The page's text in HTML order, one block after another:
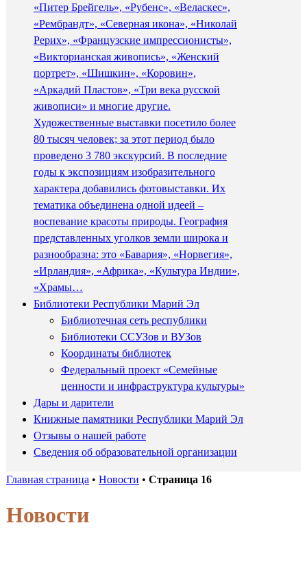
«Питер Брейгель», «Рубенс», «Веласкес»,
«Рембрандт», «Северная икона», «Николай
Рерих», «Французские импрессионисты»,
«Викторианская живопись», «Женский
портрет», «Шишкин», «Коровин»,
«Аркадий Пластов», «Три века русской
живописи» и многие другие.
Художественные выставки посетило более
80 тысяч человек; за этот период было
проведено 3 780 экскурсий. В последние
годы к экспозициям изобразительного
характера добавились фотовыставки. Их
тематика объединена одной идеей –
воспевание красоты природы. География
представленных уголков земли широка и
разнообразна: это «Бавария», «Норвегия»,
«Ирландия», «Африка», «Культура Индии»,
«Храмы…
Библиотеки Республики Марий Эл
Библиотечная сеть республики
Библиотеки ССУЗов и ВУЗов
Координаты библиотек
Федеральный проект «Семейные
ценности и инфраструктура культуры»
Дары и дарители
Книжные памятники Республики Марий Эл
Отзывы о нашей работе
Сведения об образовательной организации
Главная страница • Новости • Страница 16
Новости